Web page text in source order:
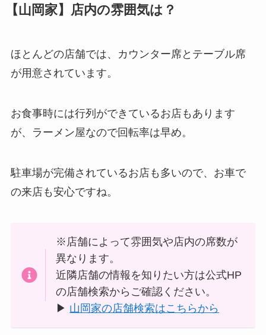
【山岡家】店内の雰囲気は？
ほとんどの店舗では、カウンター席とテーブル席
が用意されています。
お食事時には行列ができているお店もあります
が、ラーメン屋なので回転率は早め。
駐車場が完備されているお店も多いので、お車で
の来店も安心ですね。
※店舗によって雰囲気や店内の席数が
異なります。
近隣店舗の情報を知りたい方は公式HP
の店舗検索からご確認ください。
▶ 山岡家の店舗検索はこちらから